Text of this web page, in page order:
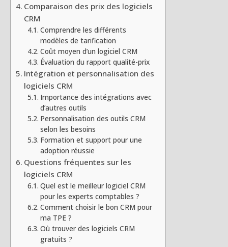
Comparaison des prix des logiciels
CRM
Comprendre les différents
modèles de tarification
Coût moyen d’un logiciel CRM
Évaluation du rapport qualité-prix
Intégration et personnalisation des
logiciels CRM
Importance des intégrations avec
d’autres outils
Personnalisation des outils CRM
selon les besoins
Formation et support pour une
adoption réussie
Questions fréquentes sur les
logiciels CRM
Quel est le meilleur logiciel CRM
pour les experts comptables ?
Comment choisir le bon CRM pour
ma TPE ?
Où trouver des logiciels CRM
gratuits ?